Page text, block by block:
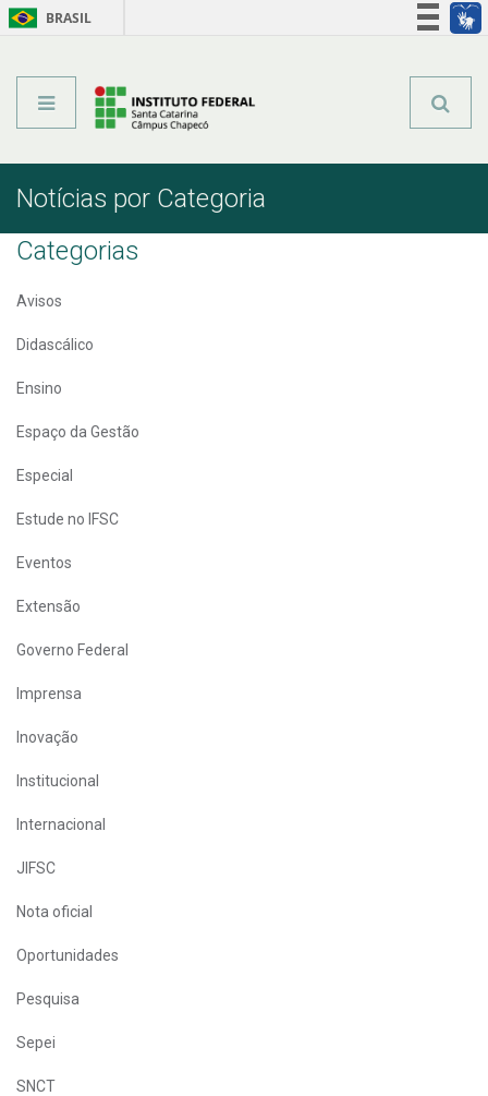
BRASIL
Notícias por Categoria
Categorias
Avisos
Didascálico
Ensino
Espaço da Gestão
Especial
Estude no IFSC
Eventos
Extensão
Governo Federal
Imprensa
Inovação
Institucional
Internacional
JIFSC
Nota oficial
Oportunidades
Pesquisa
Sepei
SNCT